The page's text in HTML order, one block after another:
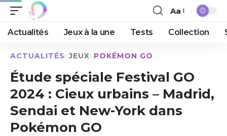
Aa
Actualités Jeux à la une Tests Collection
ACTUALITÉS JEUX POKÉMON GO
Étude spéciale Festival GO
2024 : Cieux urbains – Madrid,
Sendai et New-York dans
Pokémon GO